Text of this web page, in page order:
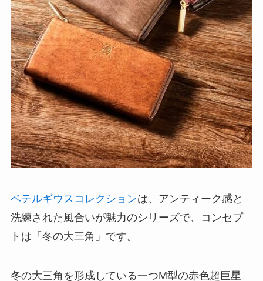
ベテルギウスコレクションは、アンティーク感と
洗練された風合いが魅力のシリーズで、コンセプ
トは「冬の大三角」です。
冬の大三角を形成している一つM型の赤色超巨星